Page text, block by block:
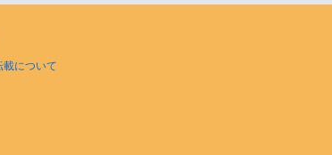
載について